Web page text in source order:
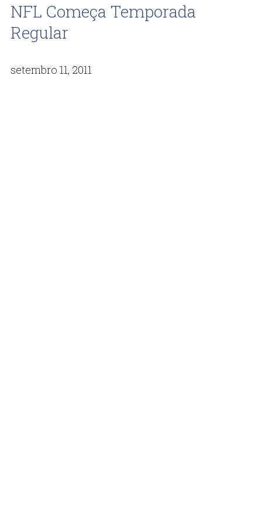
NFL Começa Temporada
Regular
setembro 11, 2011